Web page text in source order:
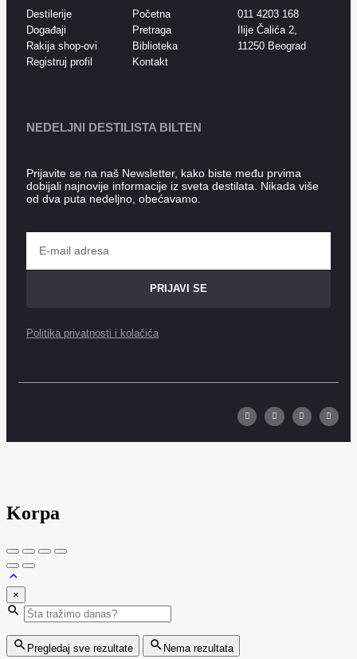
Destilerije
Događaji
Rakija shop-ovi
Registruj profil
Početna
Pretraga
Biblioteka
Kontakt
011 4203 168
Ilije Čalića 2,
11250 Beograd
NEDELJNI DESTILISTA BILTEN
Prijavite se na naš Newsletter, kako biste među prvima
dobijali najnovije informacije iz sveta destilata. Nikada više
od dva puta nedeljno, obećavamo.
PRIJAVI SE
Politika privatnosti i kolačića
Korpa
×
Pregledaj sve rezultate Nema rezultata